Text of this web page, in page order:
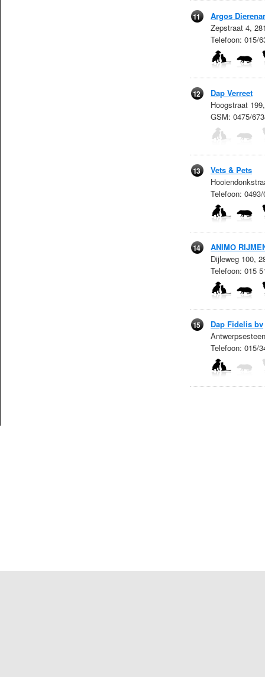
11
Argos
Zepstraat 4,
Telefoon: 015/
12
Dap Verreet
Hoogstraat
GSM: 0475/
13
Vets & Pets
Telefoon:
14
ANIMO
Dijleweg 100,
Telefoon: 015
15
Dap Fidelis bv
Telefoon: 015/